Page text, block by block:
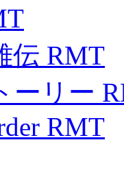
伝 RMT
ーリー
RMT